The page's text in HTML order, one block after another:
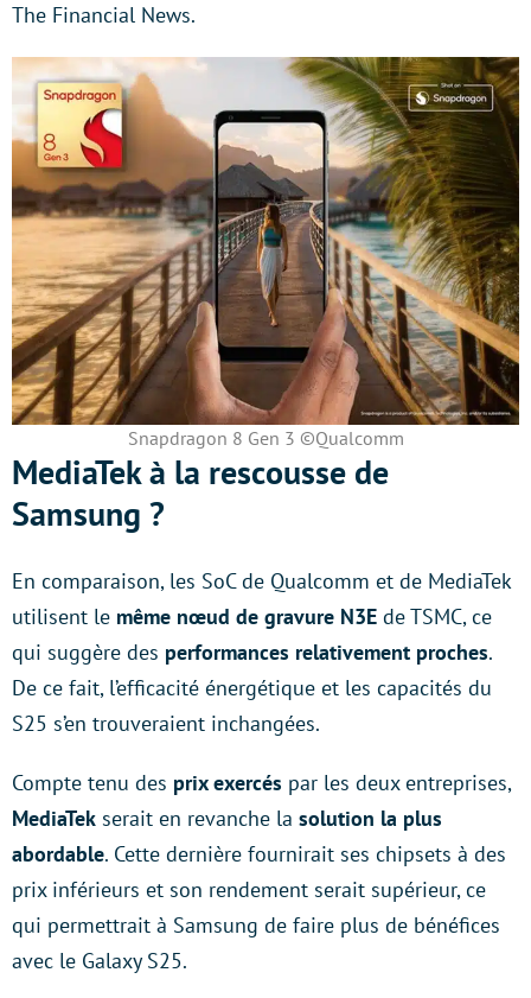
The Financial News.
Snapdragon 8 Gen 3 ©Qualcomm
MediaTek à la rescousse de
Samsung ?
En comparaison, les SoC de Qualcomm et de MediaTek
utilisent le même nœud de gravure N3E de TSMC, ce
qui suggère des performances relativement proches.
De ce fait, l’efficacité énergétique et les capacités du
S25 s’en trouveraient inchangées.
Compte tenu des prix exercés par les deux entreprises,
MediaTek serait en revanche la solution la plus
abordable. Cette dernière fournirait ses chipsets à des
prix inférieurs et son rendement serait supérieur, ce
qui permettrait à Samsung de faire plus de bénéfices
avec le Galaxy S25.